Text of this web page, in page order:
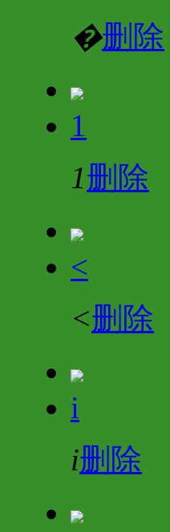
�删除
1
1删除
<
<删除
i
i删除